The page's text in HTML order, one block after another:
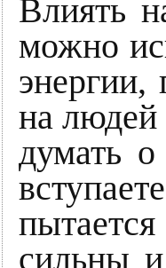
Влиять
можно
энергии,
на людей
думать
сильны